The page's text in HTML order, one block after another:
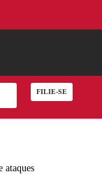
FILIE-SE
ataques